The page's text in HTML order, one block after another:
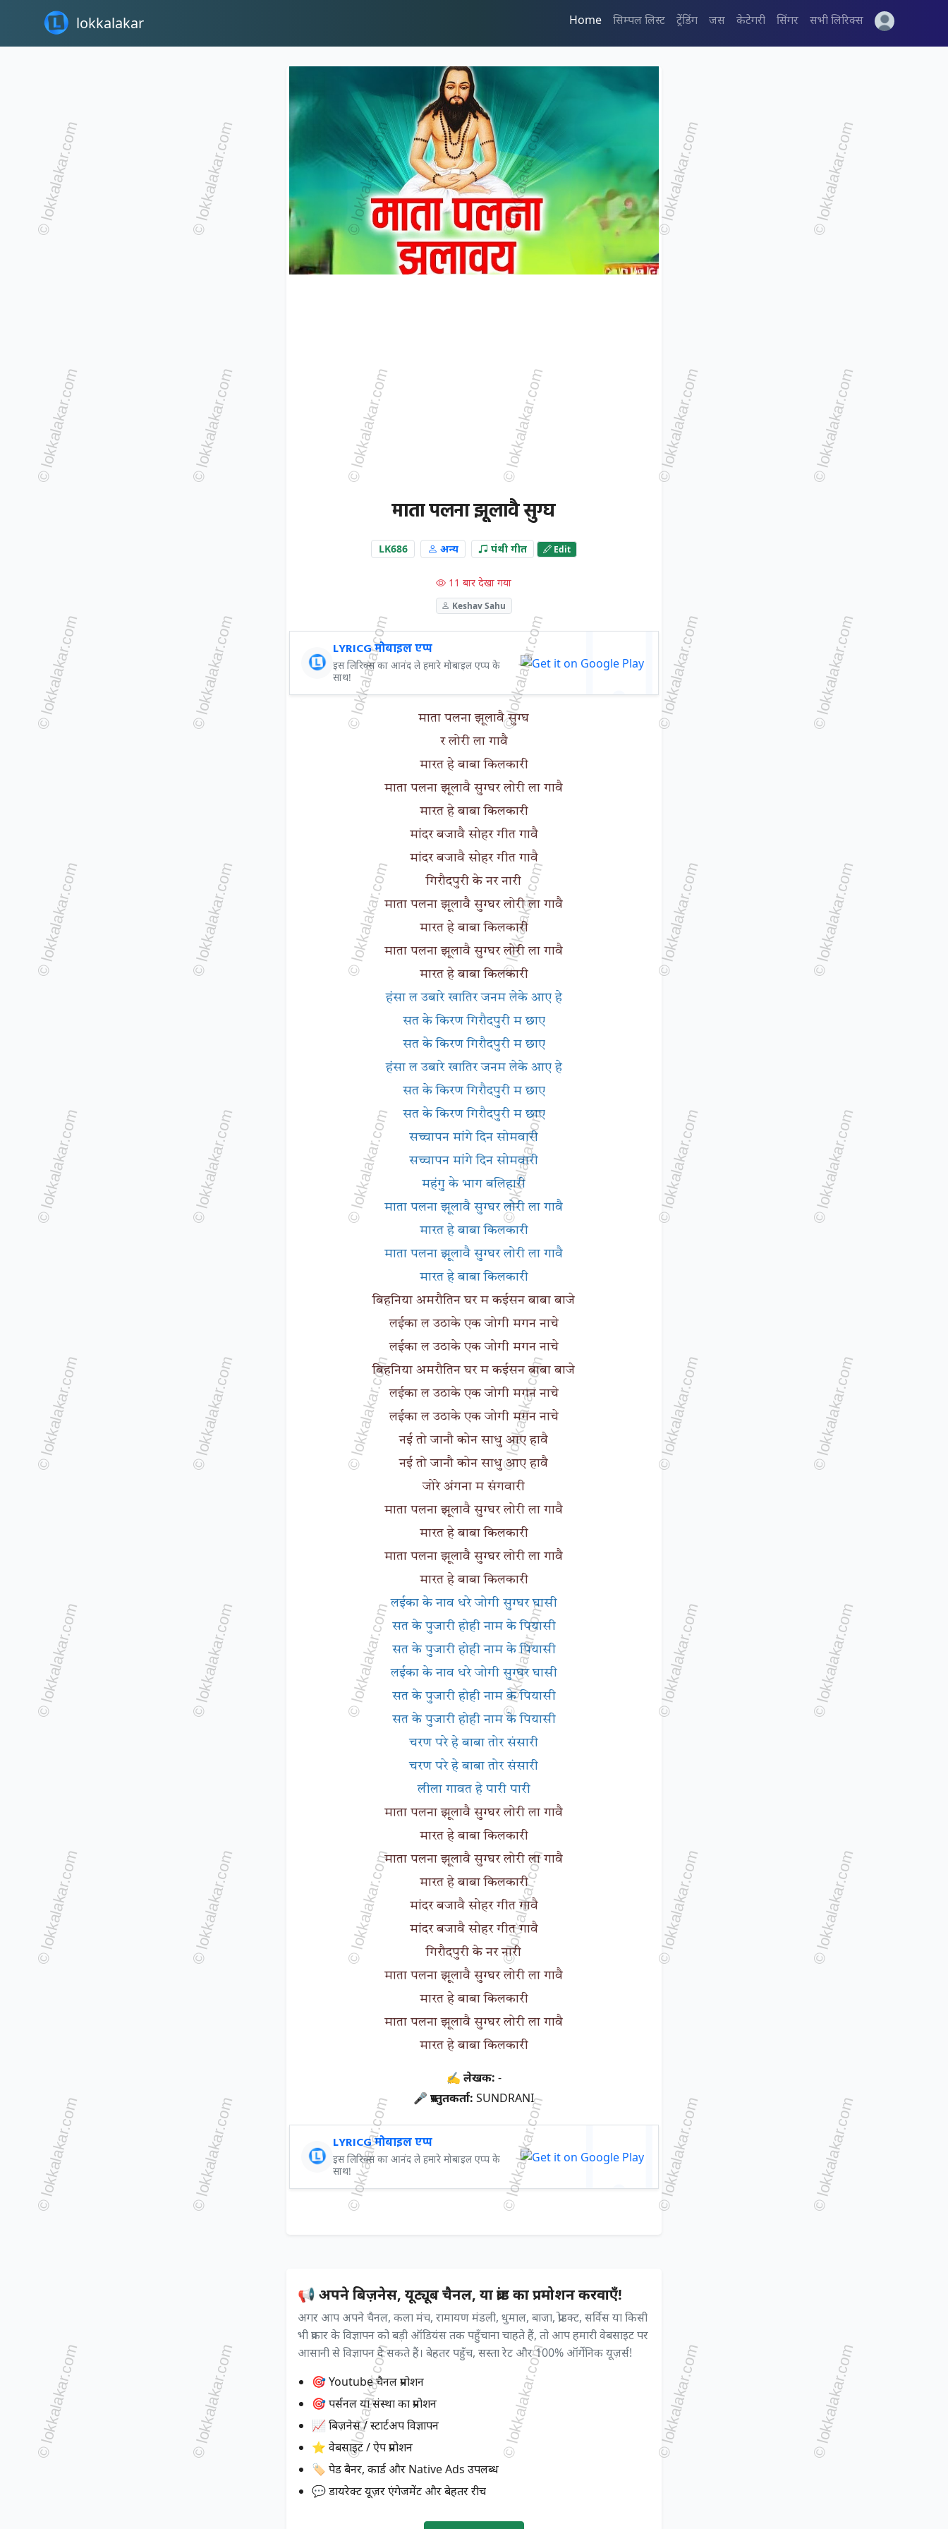
lokkalakar Home सिम्पल लिस्ट ट्रेंडिंग जस केटेगरी सिंगर सभी लिरिक्स
माता पलना झूलावै सुग्घ
LK686 अन्य पंथी गीत Edit
11 बार देखा गया
Keshav Sahu
LYRICG मोबाइल एप्प
इस लिरिक्स का आनंद ले हमारे मोबाइल एप्प के
साथ!
माता पलना झूलावै सुग्घ
र लोरी ला गावै
मारत हे बाबा किलकारी
माता पलना झूलावै सुग्घर लोरी ला गावै
मारत हे बाबा किलकारी
मांदर बजावै सोहर गीत गावै
मांदर बजावै सोहर गीत गावै
गिरौदपुरी के नर नारी
माता पलना झूलावै सुग्घर लोरी ला गावै
मारत हे बाबा किलकारी
माता पलना झूलावै सुग्घर लोरी ला गावै
मारत हे बाबा किलकारी
हंसा ल उबारे खातिर जनम लेके आए हे
सत के किरण गिरौदपुरी म छाए
सत के किरण गिरौदपुरी म छाए
हंसा ल उबारे खातिर जनम लेके आए हे
सत के किरण गिरौदपुरी म छाए
सत के किरण गिरौदपुरी म छाए
सच्चापन मांगे दिन सोमवारी
सच्चापन मांगे दिन सोमवारी
महंगु के भाग बलिहारी
माता पलना झूलावै सुग्घर लोरी ला गावै
मारत हे बाबा किलकारी
माता पलना झूलावै सुग्घर लोरी ला गावै
मारत हे बाबा किलकारी
बिहनिया अमरौतिन घर म कईसन बाबा बाजे
लईका ल उठाके एक जोगी मगन नाचे
लईका ल उठाके एक जोगी मगन नाचे
बिहनिया अमरौतिन घर म कईसन बाबा बाजे
लईका ल उठाके एक जोगी मगन नाचे
लईका ल उठाके एक जोगी मगन नाचे
नई तो जानौ कोन साधु आए हावै
नई तो जानौ कोन साधु आए हावै
जोरे अंगना म संगवारी
माता पलना झूलावै सुग्घर लोरी ला गावै
मारत हे बाबा किलकारी
माता पलना झूलावै सुग्घर लोरी ला गावै
मारत हे बाबा किलकारी
लईका के नाव धरे जोगी सुग्घर घासी
सत के पुजारी होही नाम के पियासी
सत के पुजारी होही नाम के पियासी
लईका के नाव धरे जोगी सुग्घर घासी
सत के पुजारी होही नाम के पियासी
सत के पुजारी होही नाम के पियासी
चरण परे हे बाबा तोर संसारी
चरण परे हे बाबा तोर संसारी
लीला गावत हे पारी पारी
माता पलना झूलावै सुग्घर लोरी ला गावै
मारत हे बाबा किलकारी
माता पलना झूलावै सुग्घर लोरी ला गावै
मारत हे बाबा किलकारी
मांदर बजावै सोहर गीत गावै
मांदर बजावै सोहर गीत गावै
गिरौदपुरी के नर नारी
माता पलना झूलावै सुग्घर लोरी ला गावै
मारत हे बाबा किलकारी
माता पलना झूलावै सुग्घर लोरी ला गावै
मारत हे बाबा किलकारी
✍ लेखक: -
🎤 प्रस्तुतकर्ता: SUNDRANI
LYRICG मोबाइल एप्प
इस लिरिक्स का आनंद ले हमारे मोबाइल एप्प के
साथ!
📢 अपने बिज़नेस, यूट्यूब चैनल, या ब्रांड का प्रमोशन करवाएँ!
अगर आप अपने चैनल, कला मंच, रामायण मंडली, धुमाल, बाजा, प्रोडक्ट, सर्विस या किसी
भी प्रकार के विज्ञापन को बड़ी ऑडियंस तक पहुँचाना चाहते हैं, तो आप हमारी वेबसाइट पर
आसानी से विज्ञापन दे सकते हैं। बेहतर पहुँच, सस्ता रेट और 100% ऑर्गेनिक यूज़र्स!
🎯 Youtube चैनल प्रमोशन
🎯 पर्सनल या संस्था का प्रमोशन
📈 बिज़नेस / स्टार्टअप विज्ञापन
⭐ वेबसाइट / ऐप प्रमोशन
🏷️ पेड बैनर, कार्ड और Native Ads उपलब्ध
💬 डायरेक्ट यूज़र एंगेजमेंट और बेहतर रीच